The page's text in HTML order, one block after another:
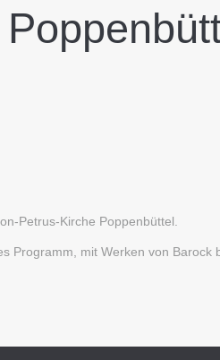
Petrus-Kirche Poppenbüttel.
Programm, mit Werken von Barock